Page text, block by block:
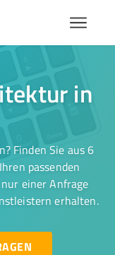
in
Finden Sie aus 6
passenden
einer Anfrage
erhalten.